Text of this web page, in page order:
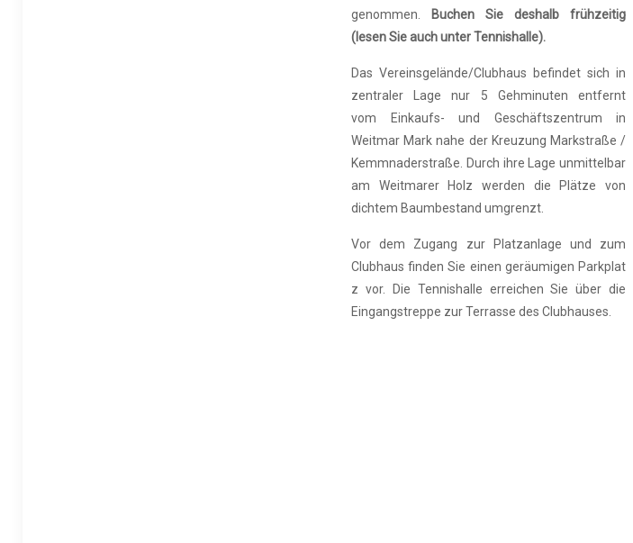
genommen.
Buchen Sie deshalb frühzeitig
(lesen Sie auch unter Tennishalle).
Das Vereinsgelände/Clubhaus befindet sich in
zentraler Lage nur 5 Gehminuten entfernt
vom Einkaufs- und Geschäftszentrum in
Weitmar Mark nahe der Kreuzung Markstraße /
Kemmnaderstraße. Durch ihre Lage unmittelbar
am Weitmarer Holz werden die Plätze von
dichtem Baumbestand umgrenzt.
Vor dem Zugang zur Platzanlage und zum
Clubhaus finden Sie einen geräumigen Parkplat
z vor. Die Tennishalle erreichen Sie über die
Eingangstreppe zur Terrasse des Clubhauses.